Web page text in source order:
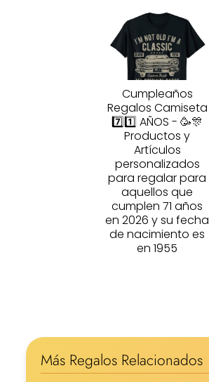
Cumpleaños
Regalos Camiseta
7️⃣1️⃣ AÑOS - 🥳🎊
Productos y
Artículos
personalizados
para regalar para
aquellos que
cumplen 71 años
en 2026 y su fecha
de nacimiento es
en 1955
Más Regalos Relacionados